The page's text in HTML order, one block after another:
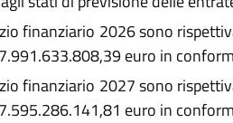
finanziario 2026 sono
euro in
finanziario 2027 sono
euro in